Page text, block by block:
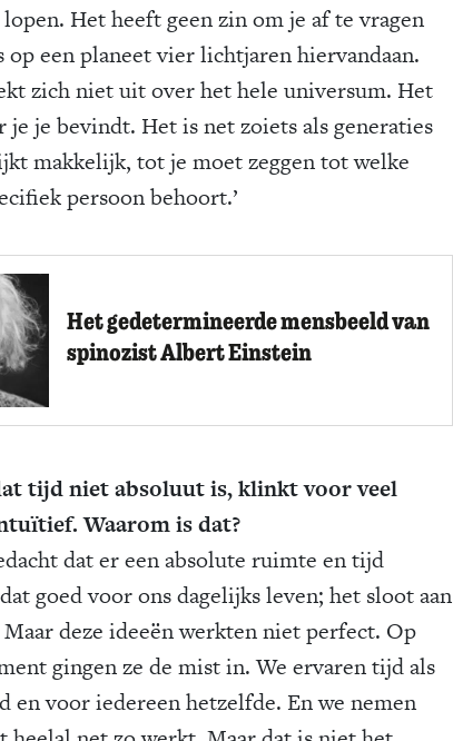
Het heeft geen zin om je af te vragen
op een planeet vier lichtjaren hiervandaan.
zich niet uit over het hele universum. Het
je je bevindt. Het is net zoiets als generaties
makkelijk, tot je moet zeggen tot welke
persoon behoort.’
Het gedetermineerde mensbeeld van
spinozist Albert Einstein
tijd niet absoluut is, klinkt voor veel
Waarom is dat?
dat er een absolute ruimte en tijd
goed voor ons dagelijks leven; het sloot aan
deze ideeën werkten niet perfect. Op
gingen ze de mist in. We ervaren tijd als
en voor iedereen hetzelfde. En we nemen